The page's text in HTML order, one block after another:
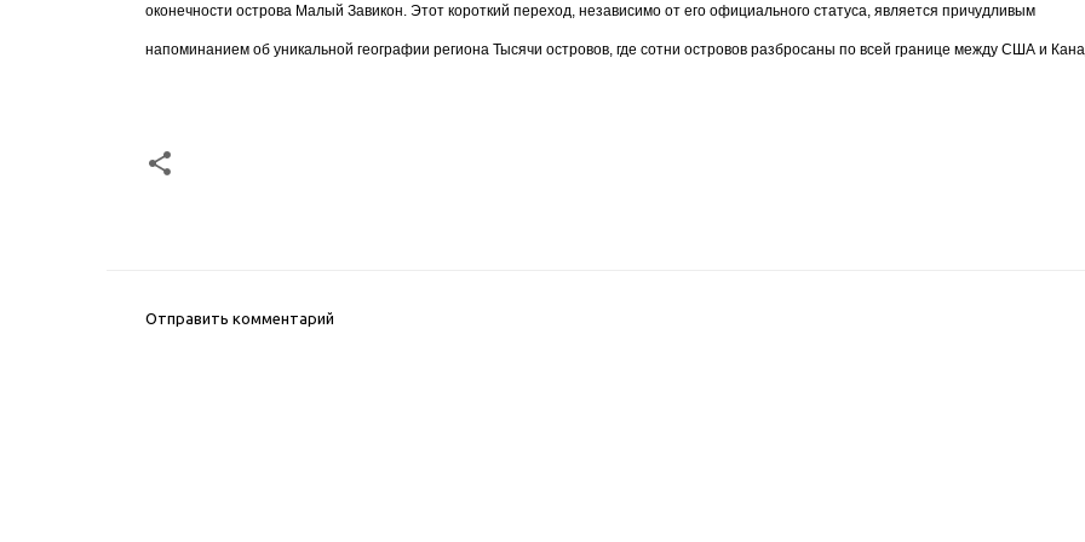
оконечности острова Малый Завикон. Этот короткий переход, независимо от его официального статуса, является причудливым
напоминанием об уникальной географии региона Тысячи островов, где сотни островов разбросаны по всей границе между США и
Отправить комментарий